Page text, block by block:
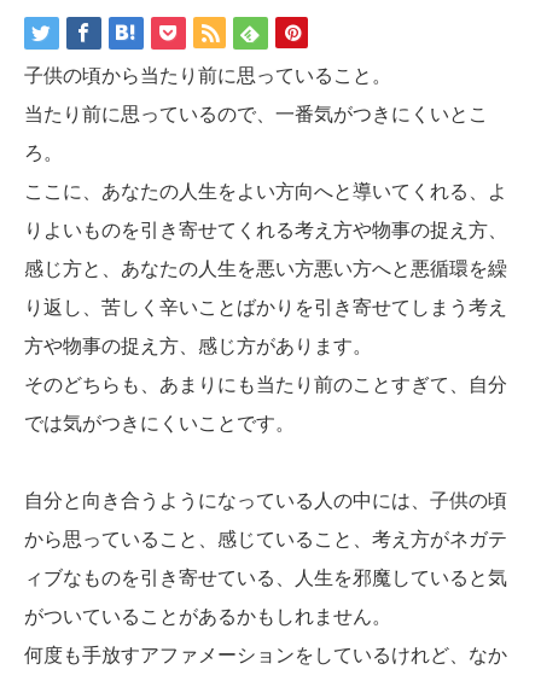
子供の頃から当たり前に思っていること。
当たり前に思っているので、一番気がつきにくいとこ
ろ。
ここに、あなたの人生をよい方向へと導いてくれる、よ
りよいものを引き寄せてくれる考え方や物事の捉え方、
感じ方と、あなたの人生を悪い方悪い方へと悪循環を繰
り返し、苦しく辛いことばかりを引き寄せてしまう考え
方や物事の捉え方、感じ方があります。
そのどちらも、あまりにも当たり前のことすぎて、自分
では気がつきにくいことです。
自分と向き合うようになっている人の中には、子供の頃
から思っていること、感じていること、考え方がネガテ
ィブなものを引き寄せている、人生を邪魔していると気
がついていることがあるかもしれません。
何度も手放すアファメーションをしているけれど、なか